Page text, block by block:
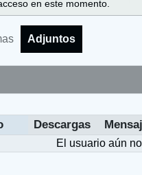
en este momento.
Adjuntos
Descargas
El usuario aún